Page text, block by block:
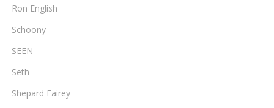
Ron English
Schoony
SEEN
Seth
Shepard Fairey